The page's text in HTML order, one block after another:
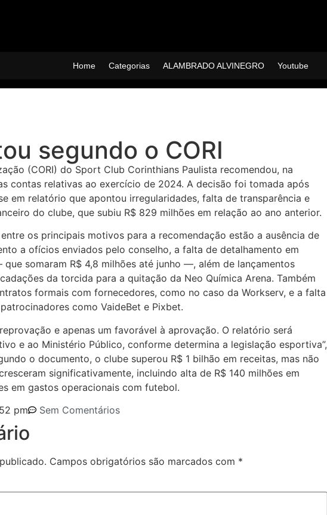
Home Categorias ALAMBRADO ALVINEGRO Youtube
segundo o CORI
(CORI) do Sport Club Corinthians Paulista recomendou, na
contas relativas ao exercício de 2024. A decisão foi tomada após
em relatório que apontou irregularidades, falta de transparência e
do clube, que subiu R$ 829 milhões em relação ao ano anterior.
os principais motivos para a recomendação estão a ausência de
a ofícios enviados pelo conselho, a falta de detalhamento em
somaram R$ 4,8 milhões até junho —, além de lançamentos
da torcida para a quitação da Neo Química Arena. Também
formais com fornecedores, como no caso da Workserv, e a falta
como VaideBet e Pixbet.
e apenas um favorável à aprovação. O relatório será
e ao Ministério Público, conforme determina a legislação esportiva”,
o documento, o clube superou R$ 1 bilhão em receitas, mas não
significativamente, incluindo alta de R$ 140 milhões em
em gastos operacionais com futebol.
pm Sem Comentários
Campos obrigatórios são marcados com *